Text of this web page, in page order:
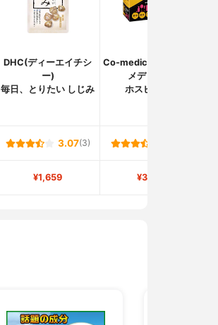
DHC(ディーエイチシ
ー)
毎日、とりたい しじみ
Co-medical+(シーオー
メディカル)
ホスピノール
3.07(3)
¥1,659 ¥3,888